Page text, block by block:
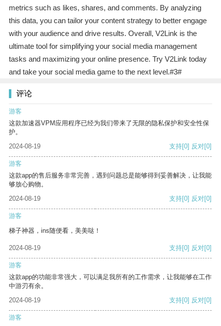
metrics such as likes, shares, and comments. By analyzing
this data, you can tailor your content strategy to better engage
with your audience and drive results. Overall, V2Link is the
ultimate tool for simplifying your social media management
tasks and maximizing your online presence. Try V2Link today
and take your social media game to the next level.#3#
评论
游客
这款加速器VPM应用程序已经为我们带来了无限的隐私保护和安全性保
护。
2024-08-19
支持[0] 反对[0]
游客
这款app的售后服务非常完善，遇到问题总是能够得到妥善解决，让我能
够放心购物。
2024-08-19
支持[0] 反对[0]
游客
梯子神器，ins随便看，美美哒！
2024-08-19 支持[0] 反对[0]
游客
这款app的功能非常强大，可以满足我所有的工作需求，让我能够在工作
中游刃有余。
2024-08-19
支持[0] 反对[0]
游客